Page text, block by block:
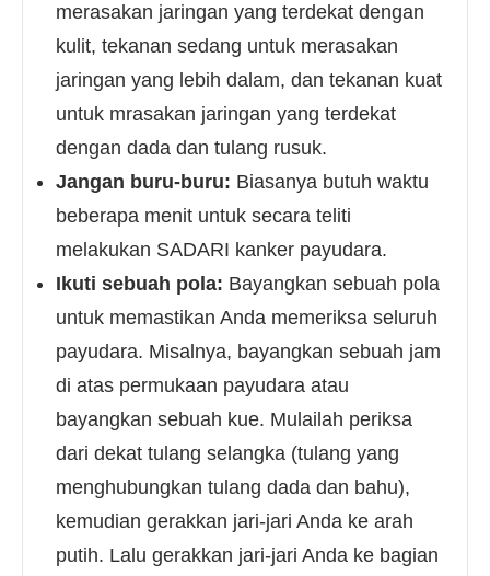
merasakan jaringan yang terdekat dengan
kulit, tekanan sedang untuk merasakan
jaringan yang lebih dalam, dan tekanan kuat
untuk mrasakan jaringan yang terdekat
dengan dada dan tulang rusuk.
Jangan buru-buru: Biasanya butuh waktu
beberapa menit untuk secara teliti
melakukan SADARI kanker payudara.
Ikuti sebuah pola: Bayangkan sebuah pola
untuk memastikan Anda memeriksa seluruh
payudara. Misalnya, bayangkan sebuah jam
di atas permukaan payudara atau
bayangkan sebuah kue. Mulailah periksa
dari dekat tulang selangka (tulang yang
menghubungkan tulang dada dan bahu),
kemudian gerakkan jari-jari Anda ke arah
putih. Lalu gerakkan jari-jari Anda ke bagian